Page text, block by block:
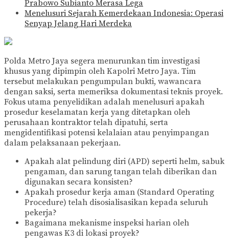
Prabowo Subianto Merasa Lega
Menelusuri Sejarah Kemerdekaan Indonesia: Operasi
Senyap Jelang Hari Merdeka
Polda Metro Jaya segera menurunkan tim investigasi
khusus yang dipimpin oleh Kapolri Metro Jaya. Tim
tersebut melakukan pengumpulan bukti, wawancara
dengan saksi, serta memeriksa dokumentasi teknis proyek.
Fokus utama penyelidikan adalah menelusuri apakah
prosedur keselamatan kerja yang ditetapkan oleh
perusahaan kontraktor telah dipatuhi, serta
mengidentifikasi potensi kelalaian atau penyimpangan
dalam pelaksanaan pekerjaan.
Apakah alat pelindung diri (APD) seperti helm, sabuk
pengaman, dan sarung tangan telah diberikan dan
digunakan secara konsisten?
Apakah prosedur kerja aman (Standard Operating
Procedure) telah disosialisasikan kepada seluruh
pekerja?
Bagaimana mekanisme inspeksi harian oleh
pengawas K3 di lokasi proyek?